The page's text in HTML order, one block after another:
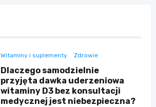
Witaminy i suplementy Zdrowie
Dlaczego samodzielnie
przyjęta dawka uderzeniowa
witaminy D3 bez konsultacji
medycznej jest niebezpieczna?